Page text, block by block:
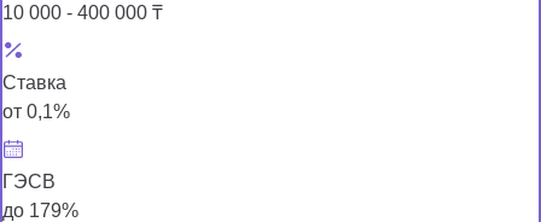
10 000 - 400 000 ₸
Ставка
от 0,1%
ГЭСВ
до 179%